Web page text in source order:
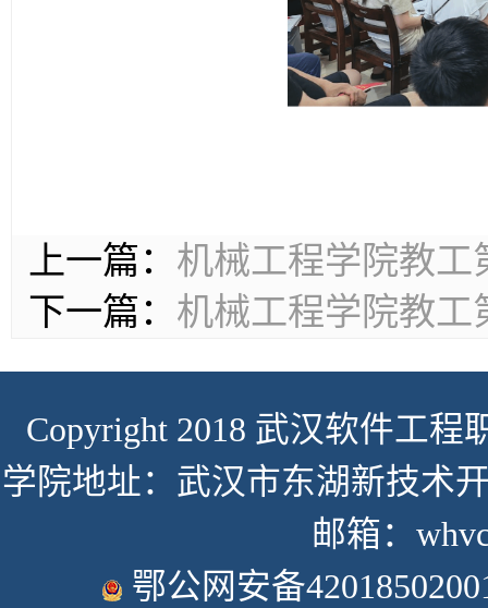
上一篇： 机械工程学院教工
下一篇： 机械工程学院教工
Copyright 2018 武汉软件工程
学院地址：武汉市东湖新技
邮箱：
鄂公网安备